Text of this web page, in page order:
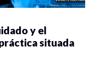
y el
situada